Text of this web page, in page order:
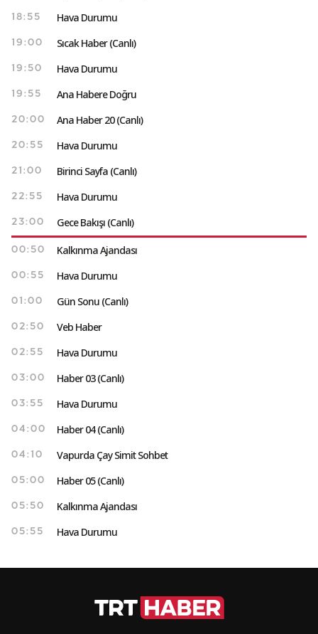
18:55 Hava Durumu
19:00 Sıcak Haber (Canlı)
19:50 Hava Durumu
19:55 Ana Habere Doğru
20:00 Ana Haber 20 (Canlı)
20:55 Hava Durumu
21:00 Birinci Sayfa (Canlı)
22:55 Hava Durumu
23:00 Gece Bakışı (Canlı)
00:50 Kalkınma Ajandası
00:55 Hava Durumu
01:00 Gün Sonu (Canlı)
02:50 Veb Haber
02:55 Hava Durumu
03:00 Haber 03 (Canlı)
03:55 Hava Durumu
04:00 Haber 04 (Canlı)
04:10 Vapurda Çay Simit Sohbet
05:00 Haber 05 (Canlı)
05:50 Kalkınma Ajandası
05:55 Hava Durumu